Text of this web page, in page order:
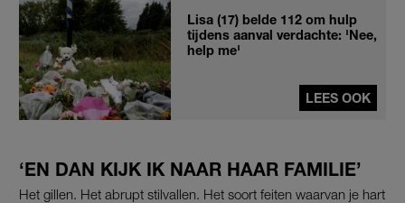
Lisa (17) belde 112 om hulp
tijdens aanval verdachte: 'Nee,
help me'
LEES OOK
‘EN DAN KIJK IK NAAR HAAR FAMILIE’
Het gillen. Het abrupt stilvallen. Het soort feiten waarvan je hart